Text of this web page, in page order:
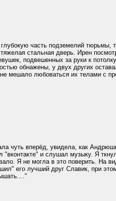
часть подземелий тюрьмы,
стальная дверь. Ирен
подвешенных за руки к
обнажены, у двух других
мешало любоваться их телами с
чуть вперёд, увидела, как
и слушал музыку. Я
Я не могла в это поверить. На
его лучший друг Славик, при